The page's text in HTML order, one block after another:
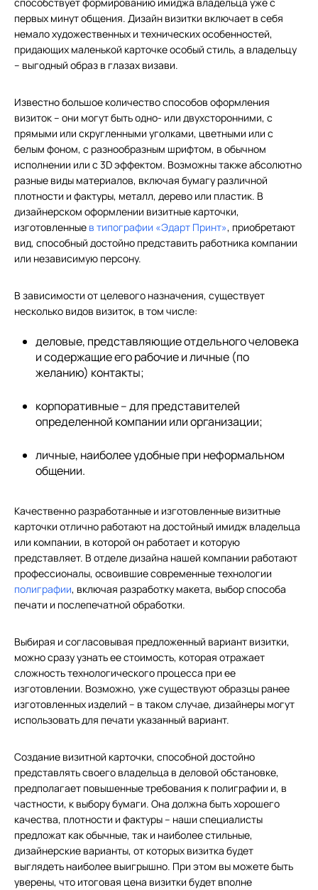
первых минут общения. Дизайн визитки включает в себя
немало художественных и технических особенностей,
придающих маленькой карточке особый стиль, а владельцу
– выгодный образ в глазах визави.
Известно большое количество способов оформления
визиток – они могут быть одно- или двухсторонними, с
прямыми или скругленными уголками, цветными или с
белым фоном, с разнообразным шрифтом, в обычном
исполнении или с 3D эффектом. Возможны также абсолютно
разные виды материалов, включая бумагу различной
плотности и фактуры, металл, дерево или пластик. В
дизайнерском оформлении визитные карточки,
изготовленные в типографии «Эдарт Принт», приобретают
вид, способный достойно представить работника компании
или независимую персону.
В зависимости от целевого назначения, существует
несколько видов визиток, в том числе:
деловые, представляющие отдельного человека
и содержащие его рабочие и личные (по
желанию) контакты;
корпоративные – для представителей
определенной компании или организации;
личные, наиболее удобные при неформальном
общении.
Качественно разработанные и изготовленные визитные
карточки отлично работают на достойный имидж владельца
или компании, в которой он работает и которую
представляет. В отделе дизайна нашей компании работают
профессионалы, освоившие современные технологии
полиграфии, включая разработку макета, выбор способа
печати и послепечатной обработки.
Выбирая и согласовывая предложенный вариант визитки,
можно сразу узнать ее стоимость, которая отражает
сложность технологического процесса при ее
изготовлении. Возможно, уже существуют образцы ранее
изготовленных изделий – в таком случае, дизайнеры могут
использовать для печати указанный вариант.
Создание визитной карточки, способной достойно
представлять своего владельца в деловой обстановке,
предполагает повышенные требования к полиграфии и, в
частности, к выбору бумаги. Она должна быть хорошего
качества, плотности и фактуры – наши специалисты
предложат как обычные, так и наиболее стильные,
дизайнерские варианты, от которых визитка будет
выглядеть наиболее выигрышно. При этом вы можете быть
уверены, что итоговая цена визитки будет вполне
Открытки
Приглашения
Дипломы и грамоты
Роллапы
Дизайн рекламных конструкций
Подготовка наклеек